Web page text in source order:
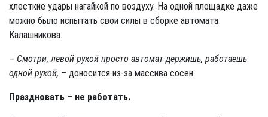
хлесткие удары нагайкой по воздуху. На одной площадке даже
можно было испытать свои силы в сборке автомата
Калашникова.
– Смотри, левой рукой просто автомат держишь, работаешь
одной рукой, – доносится из-за массива сосен.
Праздновать – не работать.